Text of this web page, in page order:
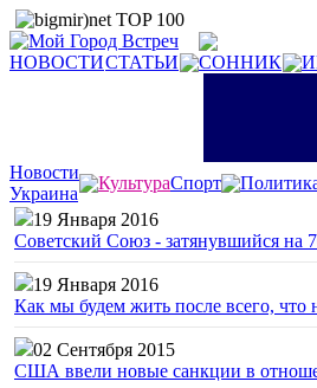
НОВОСТИСТАТЬИ СОННИК
Новости
Украина
КультураСпорт
19 Января 2016
Советский Союз - затянувшийся на
19 Января 2016
Как мы будем жить после всего, что
02 Сентября 2015
США ввели новые санкции в